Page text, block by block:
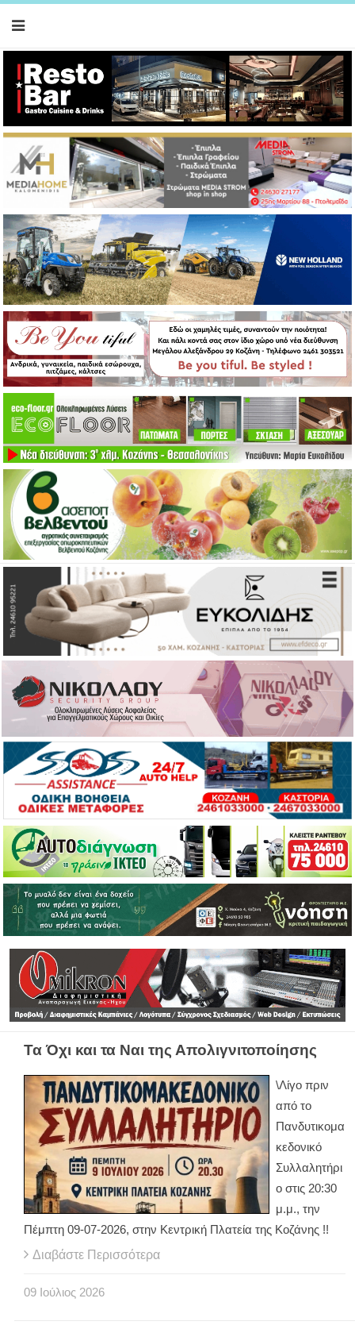
Τα Όχι και τα Ναι της Απολιγνιτοποίησης
\Λίγο πριν
από το
Πανδυτικομα
κεδονικό
Συλλαλητήρι
ο στις 20:30
μ.μ., την
Πέμπτη 09-07-2026, στην Κεντρική Πλατεία της Κοζάνης !!
Διαβάστε Περισσότερα
09 Ιούλιος 2026